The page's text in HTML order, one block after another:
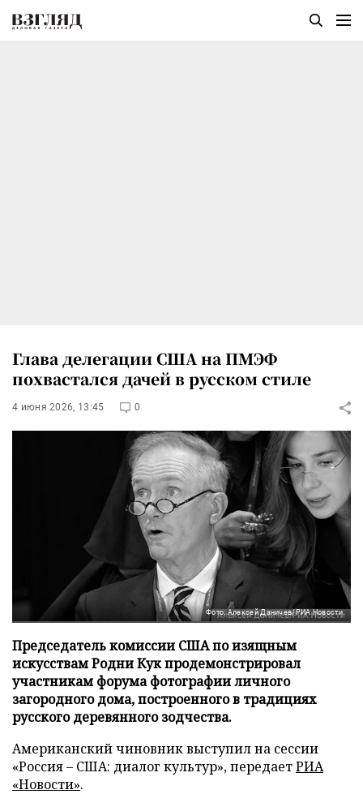
Глава делегации США на ПМЭФ
похвастался дачей в русском стиле
4 июня 2026, 13:45 0
Фото: Алексей Даничев/РИА Новости
Председатель комиссии США по изящным
искусствам Родни Кук продемонстрировал
участникам форума фотографии личного
загородного дома, построенного в традициях
русского деревянного зодчества.
Американский чиновник выступил на сессии
«Россия – США: диалог культур», передаетРИА
«Новости».